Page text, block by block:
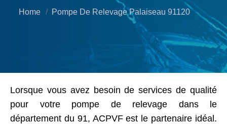
Home Pompe De Relevage Palaiseau 91120
Lorsque vous avez besoin de services de qualité
pour votre pompe de relevage dans le
département du 91, ACPVF est le partenaire idéal.